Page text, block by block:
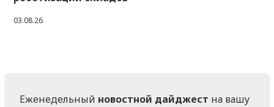
03.08.26
Еженедельный новостной дайджест на вашу